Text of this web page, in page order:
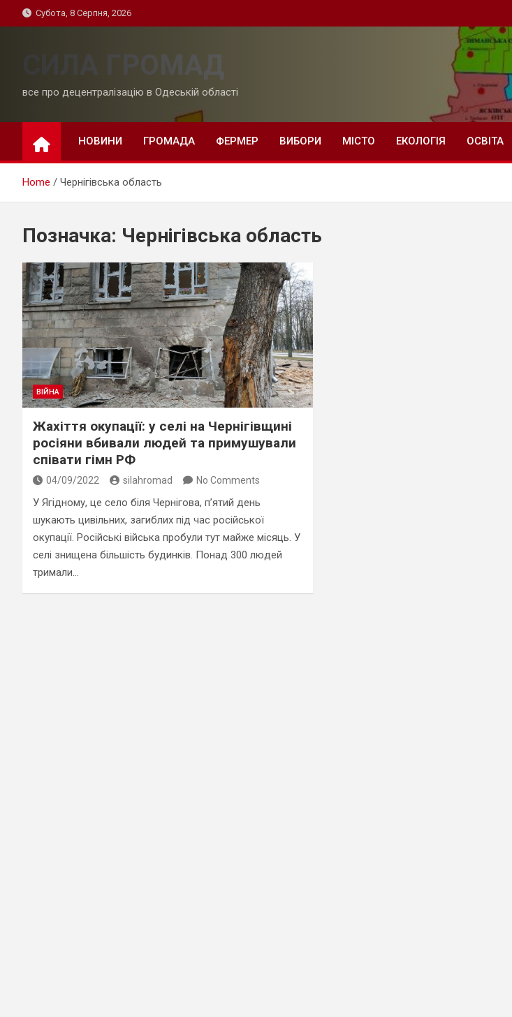
to
Субота, 8 Серпня, 2026
СИЛА ГРОМАД
все про децентралізацію в Одеській області
НОВИНИ ГРОМАДА ФЕРМЕР ВИБОРИ МІСТО ЕКОЛОГІЯ ОСВІТА
Home Чернігівська область
Позначка: Чернігівська область
ВІЙНА
Жахіття окупації: у селі на Чернігівщині
росіяни вбивали людей та примушували
співати гімн РФ
04/09/2022 silahromad No Comments
У Ягідному, це село біля Чернігова, п’ятий день
шукають цивільних, загиблих під час російської
окупації. Російські війська пробули тут майже місяць. У
селі знищена більшість будинків. Понад 300 людей
тримали…